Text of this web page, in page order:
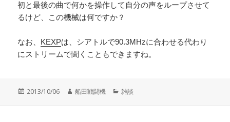
初と最後の曲で何かを操作して自分の声をループさせて
るけど、この機械は何ですか？
なお、 KEXPは、シアトルで90.3MHzに合わせる代わり
にストリームで聞くこともできますね。
投
2013/10/06
作
船田戦闘機
カ
雑談